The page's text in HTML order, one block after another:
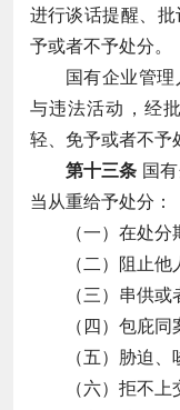
进行谈话提醒、
予或者不予处分。
国有企业管
与违法活动，经
轻、免予或者不予
第十三条 国
当从重给予处分：
（一）在处
（二）阻止他
（三）串供
（四）包庇同
（五）胁迫
（六）拒不